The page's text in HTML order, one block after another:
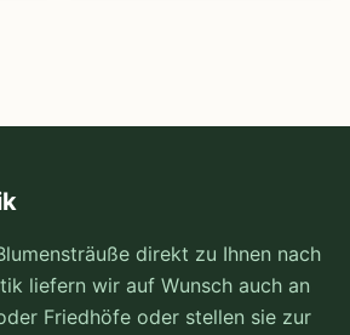
direkt zu Ihnen nach
liefern wir auf Wunsch auch an
Friedhöfe oder stellen sie zur